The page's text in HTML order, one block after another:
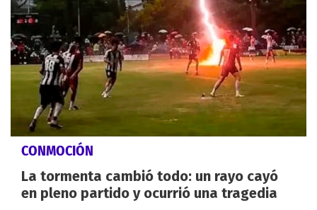
CONMOCIÓN
La tormenta cambió todo: un rayo cayó
en pleno partido y ocurrió una tragedia